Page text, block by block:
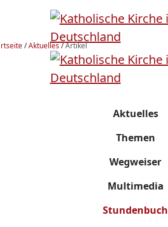
/Aktuelles/Artikel
Aktuelles
Themen
Wegweiser
Multimedia
Stundenbuch